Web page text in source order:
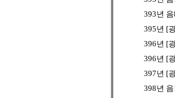
393년
395년 [
396년 [
396년 [
397년 [
398년